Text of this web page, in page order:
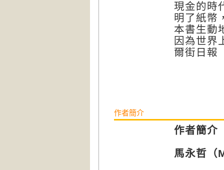
現金的時
明了紙幣
本書生動
因為世界
爾街日報
作者簡介
作者簡介
馬永哲